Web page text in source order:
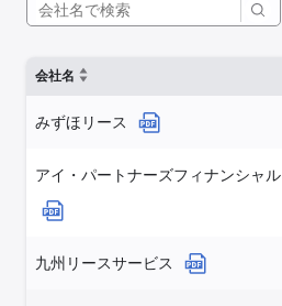
会社名
みずほリース
アイ・パートナーズフィナンシャル
九州リースサービス